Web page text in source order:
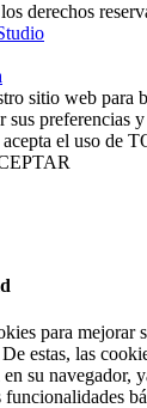
derechos
sitio web para
sus preferencias
el uso de
para mejorar
estas, las
su navegador,